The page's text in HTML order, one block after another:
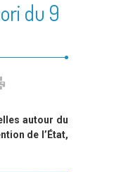
du 9
autour du
de l’État,